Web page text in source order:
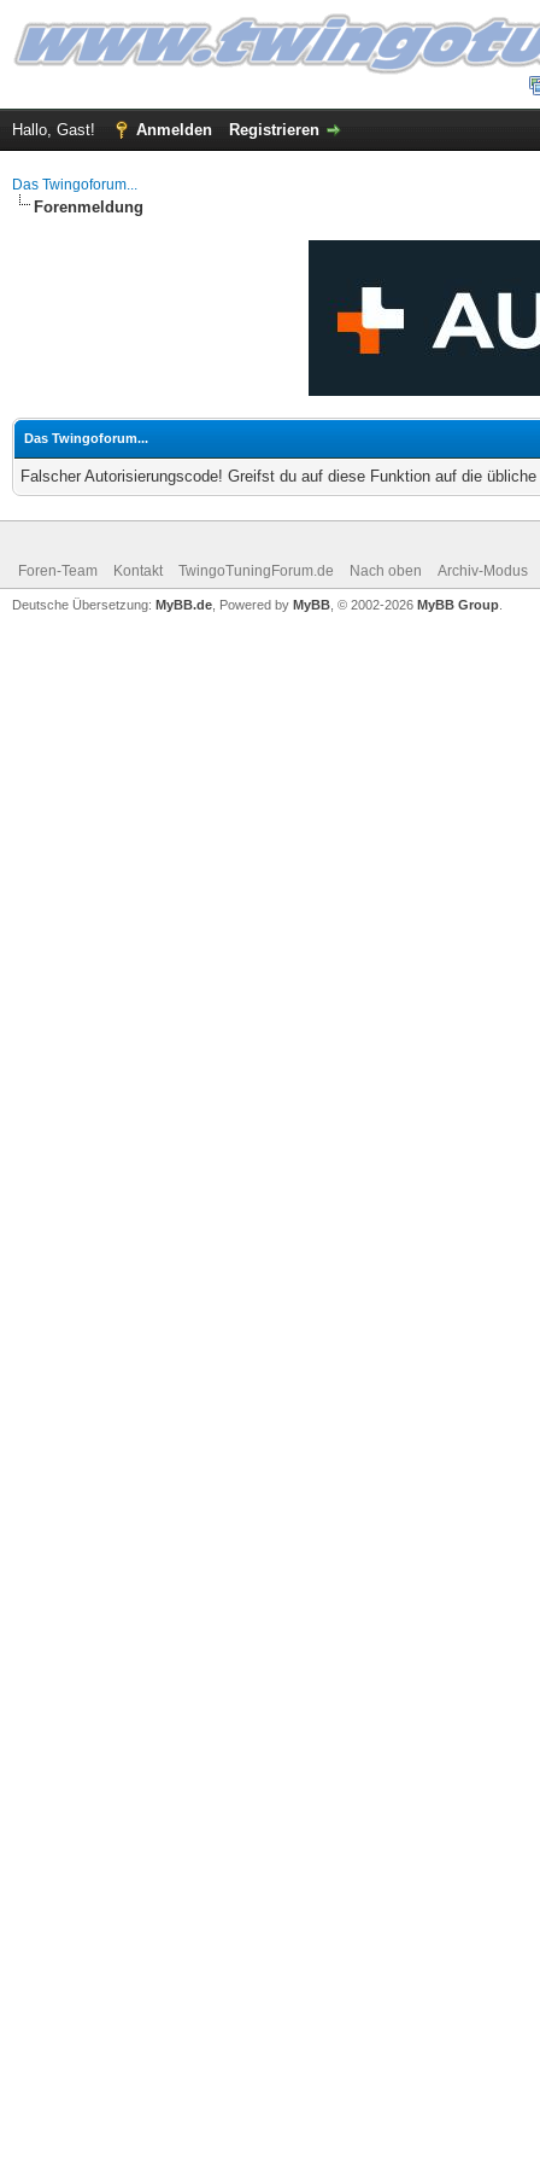
Hallo, Gast! Anmelden Registrieren
Das Twingoforum...
Forenmeldung
Das Twingoforum...
Falscher Autorisierungscode! Greifst du auf diese Funktion auf die
Foren-Team Kontakt TwingoTuningForum.de Nach oben Archiv-Modus
Deutsche Übersetzung: MyBB.de , Powered by MyBB , © 2002-2026 MyBB Group